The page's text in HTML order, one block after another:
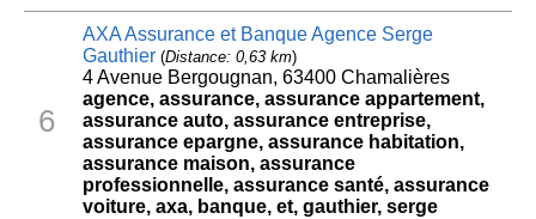
6
AXA Assurance et Banque Agence Serge
Gauthier(Distance: 0,63 km)
4 Avenue Bergougnan, 63400 Chamalières
agence, assurance, assurance appartement,
assurance auto, assurance entreprise,
assurance epargne, assurance habitation,
assurance maison, assurance
professionnelle, assurance santé, assurance
voiture, axa, banque, et, gauthier, serge